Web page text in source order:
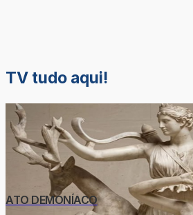
TV tudo aqui!
ATO DEMONÍACO